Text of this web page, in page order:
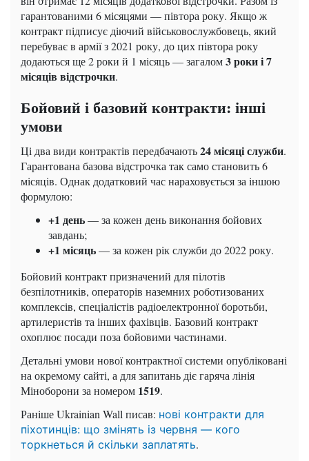
гарантованими 6 місяцями — півтора року. Якщо ж
контракт підписує діючий військовослужбовець, який
перебуває в армії з 2021 року, до цих півтора року
додаються ще 2 роки й 1 місяць — загалом3 роки і 7
місяців відстрочки.
Бойовий і базовий контракти: інші
умови
Ці два види контрактів передбачають24 місяці служби.
Гарантована базова відстрочка так само становить 6
місяців. Однак додатковий час нараховується за іншою
формулою:
+1 день— за кожен день виконання бойових
завдань;
+1 місяць— за кожен рік служби до 2022 року.
Бойовий контракт призначений для пілотів
безпілотників, операторів наземних роботизованих
комплексів, спеціалістів радіоелектронної боротьби,
артилеристів та інших фахівців. Базовий контракт
охоплює посади поза бойовими частинами.
Детальні умови нової контрактної системи опубліковані
на окремому сайті, а для запитань діє гаряча лінія
Міноборони за номером 1519.
Раніше Ukrainian Wall писав: нові контракти для
піхотинців: що змінять із червня — кого
торкнеться й скільки заплатять.